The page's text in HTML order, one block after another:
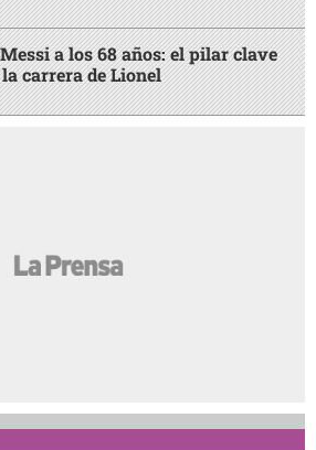
a los 68 años: el pilar clave
carrera de Lionel